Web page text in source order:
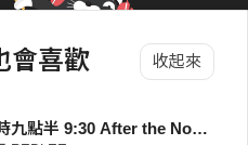
會喜歡 收起來
暗時九點半 9:30 After the Noise Remix
Awards 街聲音樂獎
樂
歌